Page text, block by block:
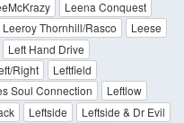
Leena Conquest
Leeroy Thornhill/Rasco
Leese
Left Hand Drive
Right
Leftfield
Soul Connection
Leftlow
Leftside
Leftside & Dr Evil